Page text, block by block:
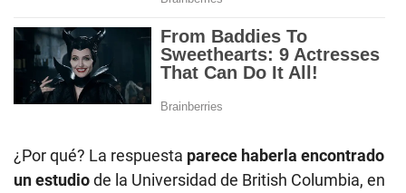
¿Por qué? La respuesta parece haberla encontrado
un estudiode la Universidad de British Columbia, en